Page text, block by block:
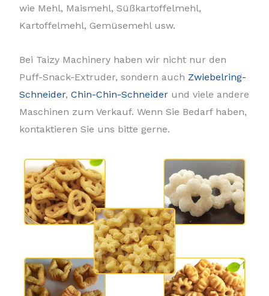
wie Mehl, Maismehl, Süßkartoffelmehl,
Kartoffelmehl, Gemüsemehl usw.
Bei Taizy Machinery haben wir nicht nur den
Puff-Snack-Extruder, sondern auch Zwiebelring-
Schneider, Chin-Chin-Schneider und viele andere
Maschinen zum Verkauf. Wenn Sie Bedarf haben,
kontaktieren Sie uns bitte gerne.